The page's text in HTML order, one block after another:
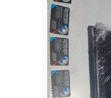
Mega Resimler